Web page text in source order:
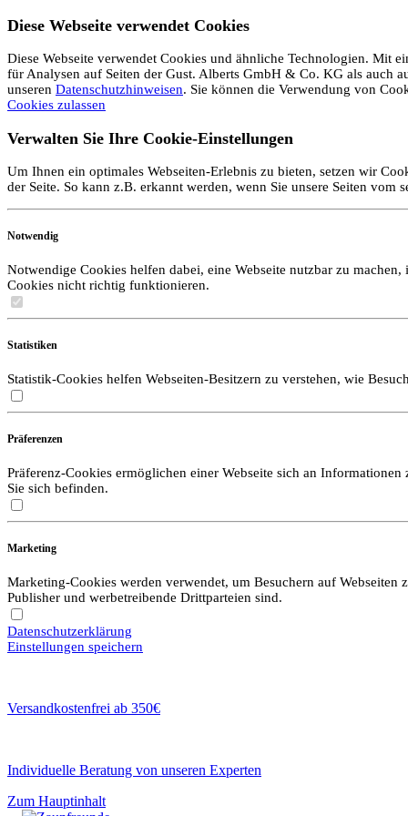
Diese Webseite verwendet Cookies
Diese Webseite verwendet Cookies und ähnliche Technologien. Mit
für Analysen auf Seiten der Gust. Alberts GmbH & Co. KG als auch
unseren Datenschutzhinweisen. Sie können die Verwendung von
Cookies zulassen
Verwalten Sie Ihre Cookie-Einstellungen
Um Ihnen ein optimales Webseiten-Erlebnis zu bieten, setzen wir
der Seite. So kann z.B. erkannt werden, wenn Sie unsere Seiten
Notwendig
Notwendige Cookies helfen dabei, eine Webseite nutzbar zu
Cookies nicht richtig funktionieren.
Statistiken
Statistik-Cookies helfen Webseiten-Besitzern zu verstehen, wie
Präferenzen
Präferenz-Cookies ermöglichen einer Webseite sich an
Sie sich befinden.
Marketing
Marketing-Cookies werden verwendet, um Besuchern auf
Publisher und werbetreibende Drittparteien sind.
Datenschutzerklärung
Einstellungen speichern
Versandkostenfrei ab 350€
Individuelle Beratung von unseren Experten
Zum Hauptinhalt